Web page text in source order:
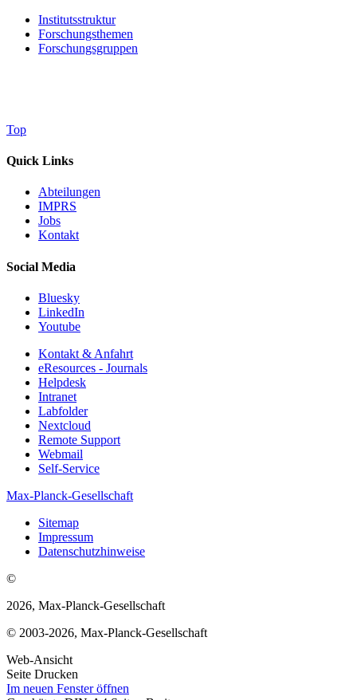
Institutsstruktur
Forschungsthemen
Forschungsgruppen
Top
Quick Links
Abteilungen
IMPRS
Jobs
Kontakt
Social Media
Bluesky
LinkedIn
Youtube
Kontakt & Anfahrt
eResources - Journals
Helpdesk
Intranet
Labfolder
Nextcloud
Remote Support
Webmail
Self-Service
Max-Planck-Gesellschaft
Sitemap
Impressum
Datenschutzhinweise
©
2026, Max-Planck-Gesellschaft
© 2003-2026, Max-Planck-Gesellschaft
Web-Ansicht
Seite Drucken
Im neuen Fenster öffnen